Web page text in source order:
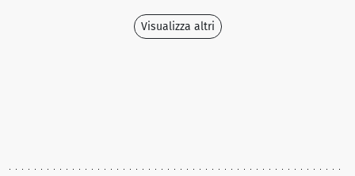
Visualizza altri